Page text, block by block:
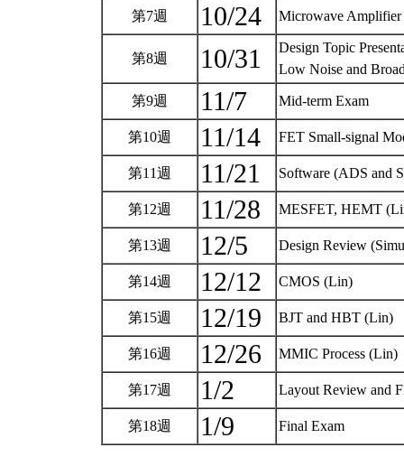
第7週 10/24 Microwave
第8週 10/31
Design Topic
Low Noise and
第9週 11/7 Mid-term Exam
第10週 11/14 FET Small-signal
第11週 11/21 Software (ADS and
第12週 11/28 MESFET, HEMT
第13週 12/5 Design Review
第14週 12/12 CMOS (Lin)
第15週 12/19 BJT and HBT (Lin)
第16週 12/26 MMIC Process (Lin)
第17週 1/2 Layout Review and
第18週 1/9 Final Exam